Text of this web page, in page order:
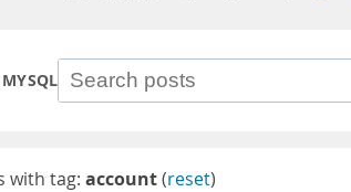
with tag: account(reset)